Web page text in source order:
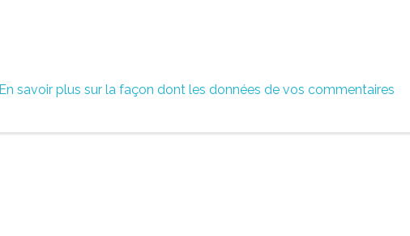
En savoir plus sur la façon dont les données de vos commentaires